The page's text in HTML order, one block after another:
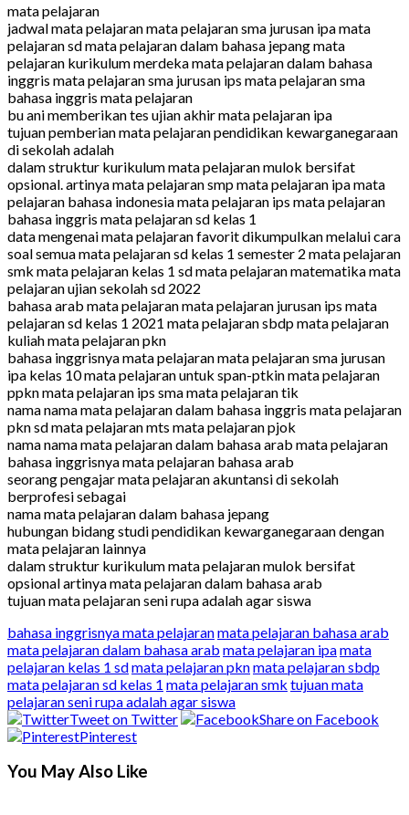
mata pelajaran
jadwal mata pelajaran mata pelajaran sma jurusan ipa mata
pelajaran sd mata pelajaran dalam bahasa jepang mata
pelajaran kurikulum merdeka mata pelajaran dalam bahasa
inggris mata pelajaran sma jurusan ips mata pelajaran sma
bahasa inggris mata pelajaran
bu ani memberikan tes ujian akhir mata pelajaran ipa
tujuan pemberian mata pelajaran pendidikan kewarganegaraan
di sekolah adalah
dalam struktur kurikulum mata pelajaran mulok bersifat
opsional. artinya mata pelajaran smp mata pelajaran ipa mata
pelajaran bahasa indonesia mata pelajaran ips mata pelajaran
bahasa inggris mata pelajaran sd kelas 1
data mengenai mata pelajaran favorit dikumpulkan melalui cara
soal semua mata pelajaran sd kelas 1 semester 2 mata pelajaran
smk mata pelajaran kelas 1 sd mata pelajaran matematika mata
pelajaran ujian sekolah sd 2022
bahasa arab mata pelajaran mata pelajaran jurusan ips mata
pelajaran sd kelas 1 2021 mata pelajaran sbdp mata pelajaran
kuliah mata pelajaran pkn
bahasa inggrisnya mata pelajaran mata pelajaran sma jurusan
ipa kelas 10 mata pelajaran untuk span-ptkin mata pelajaran
ppkn mata pelajaran ips sma mata pelajaran tik
nama nama mata pelajaran dalam bahasa inggris mata pelajaran
pkn sd mata pelajaran mts mata pelajaran pjok
nama nama mata pelajaran dalam bahasa arab mata pelajaran
bahasa inggrisnya mata pelajaran bahasa arab
seorang pengajar mata pelajaran akuntansi di sekolah
berprofesi sebagai
nama mata pelajaran dalam bahasa jepang
hubungan bidang studi pendidikan kewarganegaraan dengan
mata pelajaran lainnya
dalam struktur kurikulum mata pelajaran mulok bersifat
opsional artinya mata pelajaran dalam bahasa arab
tujuan mata pelajaran seni rupa adalah agar siswa
bahasa inggrisnya mata pelajaranmata pelajaran bahasa arab
mata pelajaran dalam bahasa arab mata pelajaran ipamata
pelajaran kelas 1 sdmata pelajaran pknmata pelajaran sbdp
mata pelajaran sd kelas 1 mata pelajaran smk tujuan mata
pelajaran seni rupa adalah agar siswa
Tweet on Twitter
Share on Facebook
Pinterest
You May Also Like